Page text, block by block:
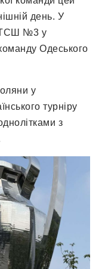
день. У
ТСШ №3 у
Одеського
у
турніру
з